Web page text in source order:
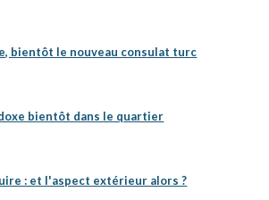
bientôt le nouveau consulat turc
bientôt dans le quartier
: et l'aspect extérieur alors ?